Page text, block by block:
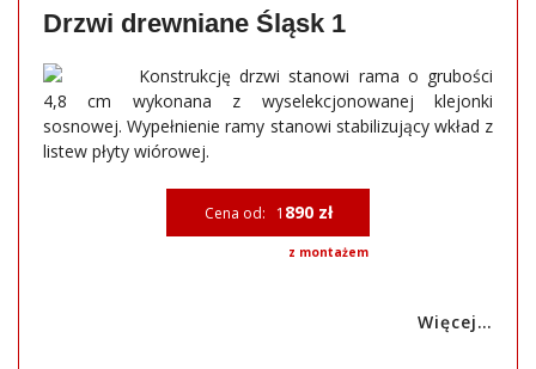
Drzwi drewniane Śląsk 1
Konstrukcję drzwi stanowi rama o grubości
4,8 cm wykonana z wyselekcjonowanej klejonki
sosnowej. Wypełnienie ramy stanowi stabilizujący wkład z
listew płyty wiórowej.
Cena od: 1 890 zł
z montażem
Więcej…